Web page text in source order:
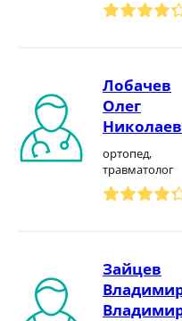
Лобачев
Олег
ортопед,
травматолог
Зайцев